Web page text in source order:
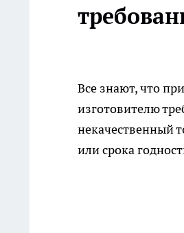
Все знают, что
изготовителю
некачественный
или срока